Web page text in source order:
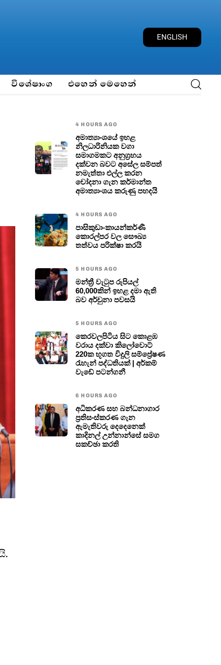
ENGLISH
විශේෂාංග එහෙන් මෙහෙන්
4 HOURS AGO
අමාත්‍යාංශයේ ඉහළ
නිලධාරිනියක වගා
සමාගමකට අනුග්‍රහය
දක්වන බවට අසේල සම්පත්
නමැත්තා එල්ල කරන
චෝදනා ගැන කර්මාන්ත
අමාත්‍යාංශය කරුණු පහදයි
4 HOURS AGO
පාසිකුඩා-කායන්කර්ණී
කොරල්පර වල සෞඛ්‍ය
තත්වය පරික්ෂා කරයි
5 HOURS AGO
මන්ත්‍රී වැටුප රුපියල්
60,000කින් ඉහළ දමා ඇති
බව අර්චුනා පවසයි
5 HOURS AGO
කෙරවලපිටිය සිට කොළඹ
වරාය දක්වා කිලෝවොට්
220ක භූගත විදුලි සම්ප්‍රේෂණ
රැහැන් පද්ධතියක් | අර්කම්
වැඩේ පටන්ගනී
6 HOURS AGO
අධිකරණ සහ බන්ධනාගාර
ප්‍රතිසංස්කරණ ගැන
ඇමැතිවරු දෙදෙනෙක්
කාදිනල් උන්නාන්සේ සමග
සකච්ඡා කරති